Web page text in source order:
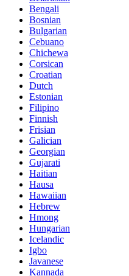
Bengali
Bosnian
Bulgarian
Cebuano
Chichewa
Corsican
Croatian
Dutch
Estonian
Filipino
Finnish
Frisian
Galician
Georgian
Gujarati
Haitian
Hausa
Hawaiian
Hebrew
Hmong
Hungarian
Icelandic
Igbo
Javanese
Kannada